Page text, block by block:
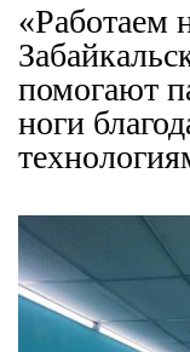
«Работаем
помогают
ноги